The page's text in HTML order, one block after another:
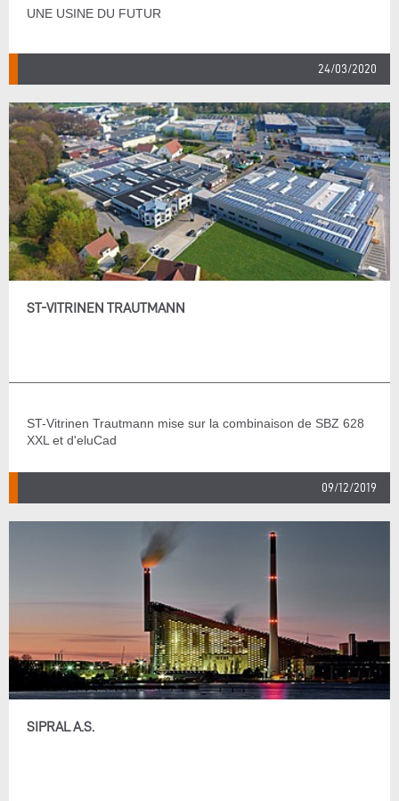
UNE USINE DU FUTUR
24/03/2020
ST-VITRINEN TRAUTMANN
ST-Vitrinen Trautmann mise sur la combinaison de SBZ 628
XXL et d'eluCad
09/12/2019
SIPRAL A.S.